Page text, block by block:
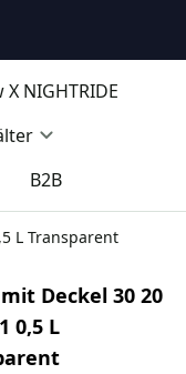
X NIGHTRIDE
B2B
L Transparent
Deckel 30 20
0,5 L